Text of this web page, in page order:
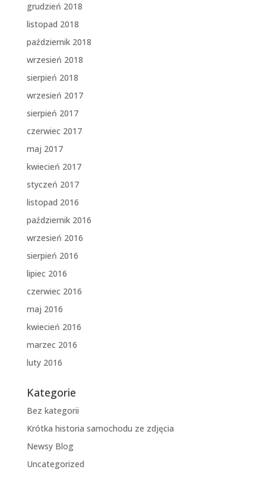
grudzień 2018
listopad 2018
październik 2018
wrzesień 2018
sierpień 2018
wrzesień 2017
sierpień 2017
czerwiec 2017
maj 2017
kwiecień 2017
styczeń 2017
listopad 2016
październik 2016
wrzesień 2016
sierpień 2016
lipiec 2016
czerwiec 2016
maj 2016
kwiecień 2016
marzec 2016
luty 2016
Kategorie
Bez kategorii
Krótka historia samochodu ze zdjęcia
Newsy Blog
Uncategorized